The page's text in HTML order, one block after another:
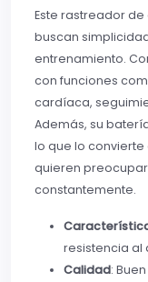
Este rastreador
buscan
entrenamiento.
con funciones
cardíaca,
Además, su
lo que lo
quieren
constantemente.
resistencia al
Calidad: